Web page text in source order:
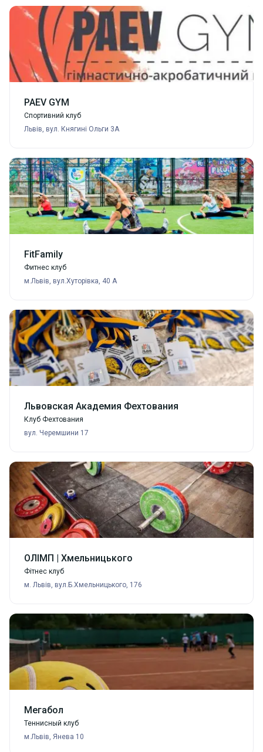
PAEV GYM
Спортивний клуб
Львів, вул. Княгині Ольги 3А
FitFamily
Фитнес клуб
м.Львів, вул.Хуторівка, 40 А
Львовская Академия Фехтования
Клуб Фехтования
вул. Черемшини 17
ОЛІМП | Хмельницького
Фітнес клуб
м. Львів, вул.Б.Хмельницького, 176
Мегабол
Теннисный клуб
м.Львів, Янева 10